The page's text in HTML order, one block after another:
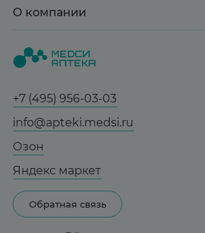
Здоровье
Медицинские товары
Мама и малыш
Тревога и стресс
Здоровый сон
Женская гигиена
Бренды
Доставка и оплата
Статьи и новости
Справочник болезней
Гарантии
Сотрудничество
Реклама на сайте
Карта сайта
О компании
Все аптеки
Отзывы
Лицензия
+7 (495) 956-03-03
info@apteki.medsi.ru
Озон
Яндекс маркет
Обратная связь